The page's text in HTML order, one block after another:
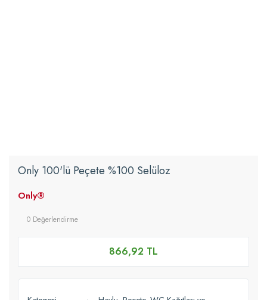
Only 100'lü Peçete %100 Selüloz
Only®
0 Değerlendirme
866,92 TL